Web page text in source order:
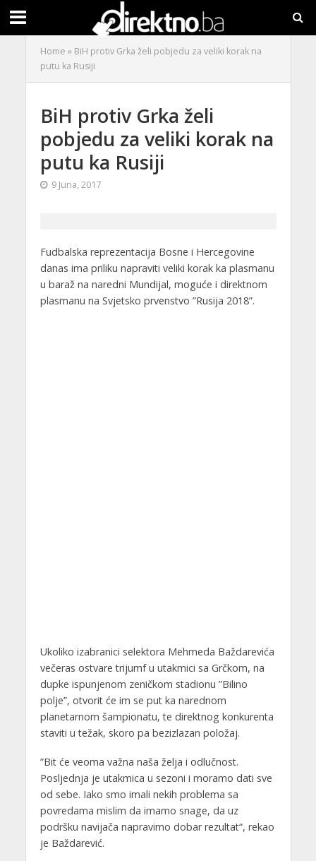
Home » BiH protiv Grka želi pobjedu za veliki korak na
putu ka Rusiji
BiH protiv Grka želi
pobjedu za veliki korak na
putu ka Rusiji
9 Juna, 2017
Fudbalska reprezentacija Bosne i Hercegovine
danas ima priliku napraviti veliki korak ka plasmanu
u baraž na naredni Mundijal, moguće i direktnom
plasmanu na Svjetsko prvenstvo ”Rusija 2018”.
Ukoliko izabranici selektora Mehmeda Baždarevića
večeras ostvare trijumf u utakmici sa Grčkom, na
dupke ispunjenom zeničkom stadionu ”Bilino
polje”, otvorit će im se put ka narednom
planetarnom šampionatu, te direktnog konkurenta
staviti u težak, skoro pa bezizlazan položaj.
”Bit će veoma važna naša želja i odlučnost.
Posljednja je utakmica u sezoni i moramo dati sve
od sebe. Iako smo imali nekih problema sa
povredama mislim da imamo snage, da uz
podršku navijača napravimo dobar rezultat“, rekao
je Baždarević.